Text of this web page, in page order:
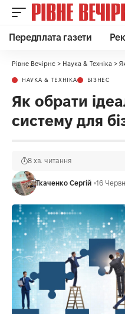
Передплата газети
Рівне Вечірнє > Наука & Техніка >
НАУКА & ТЕХНІКА БІЗНЕС
Як обрати
систему для
Ткаченко Сергій 16
8 хв. читання